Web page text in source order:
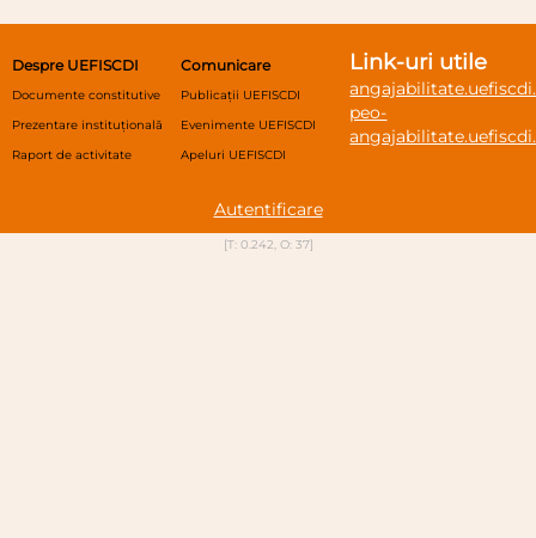
Despre UEFISCDI
Documente constitutive
Prezentare instituțională
Raport de activitate
Comunicare
Publicații UEFISCDI
Evenimente UEFISCDI
Apeluri UEFISCDI
Link-uri utile
peo-
Autentificare
[T: 0.242, O: 37]